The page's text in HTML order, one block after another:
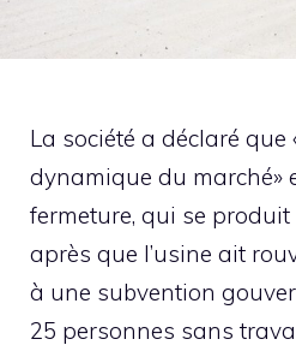
La société a déclaré
dynamique du marché»
fermeture, qui se
après que l’usine ait
à une subvention
25 personnes sans